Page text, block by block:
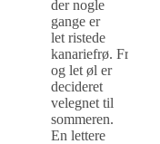
der nogle
gange er
let ristede
kanariefrø. Frisk
og let øl er
decideret
velegnet til
sommeren.
En lettere